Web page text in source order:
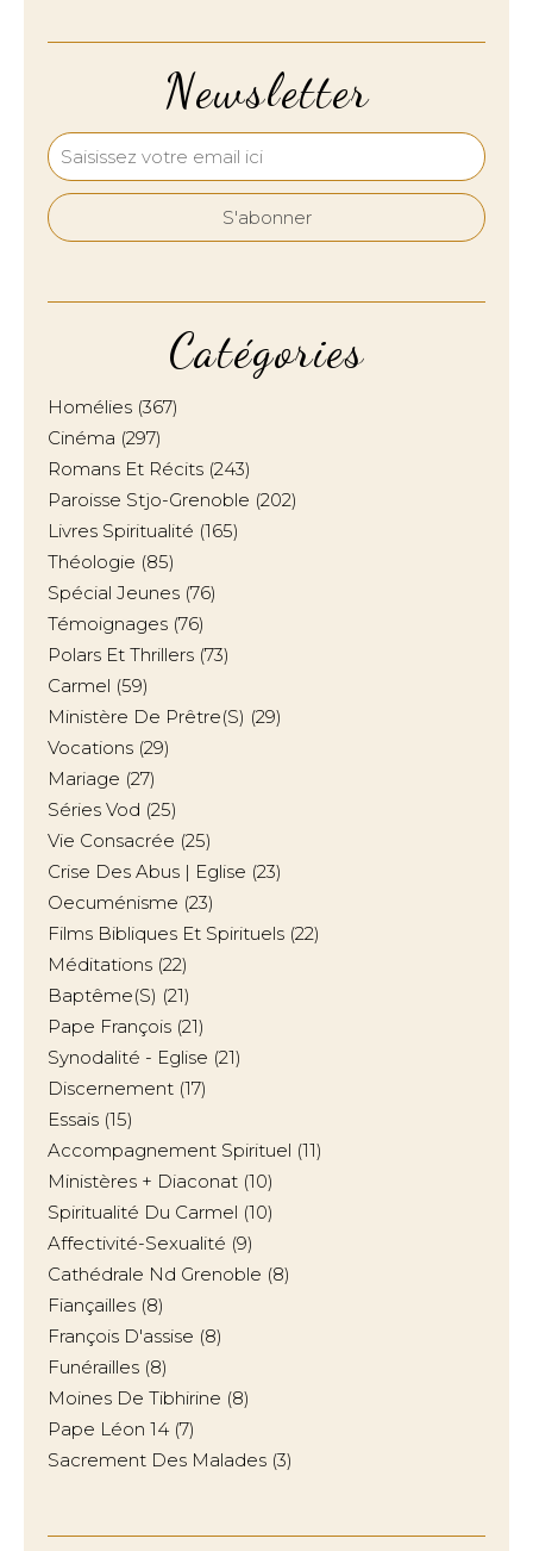
Newsletter
Catégories
Homélies (367)
Cinéma (297)
Romans Et Récits (243)
Paroisse Stjo-Grenoble (202)
Livres Spiritualité (165)
Théologie (85)
Spécial Jeunes (76)
Témoignages (76)
Polars Et Thrillers (73)
Carmel (59)
Ministère De Prêtre(s) (29)
Vocations (29)
Mariage (27)
Séries Vod (25)
Vie Consacrée (25)
Crise Des Abus | Eglise (23)
Oecuménisme (23)
Films Bibliques Et Spirituels (22)
Méditations (22)
Baptême(s) (21)
Pape François (21)
Synodalité - Eglise (21)
Discernement (17)
Essais (15)
Accompagnement Spirituel (11)
Ministères + Diaconat (10)
Spiritualité Du Carmel (10)
Affectivité-Sexualité (9)
Cathédrale Nd Grenoble (8)
Fiançailles (8)
François D'assise (8)
Funérailles (8)
Moines De Tibhirine (8)
Pape Léon 14 (7)
Sacrement Des Malades (3)